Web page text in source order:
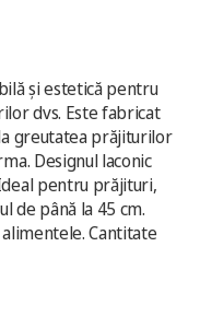
și estetică pentru
dvs. Este fabricat
greutatea prăjiturilor
Designul laconic
pentru prăjituri,
de până la 45 cm.
Cantitate